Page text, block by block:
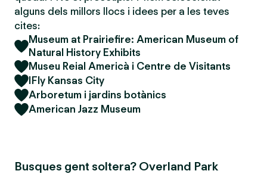
alguns dels millors llocs i idees per a les teves
cites:
Museum at Prairiefire: American Museum of
Natural History Exhibits
Museu Reial Americà i Centre de Visitants
IFly Kansas City
Arboretum i jardins botànics
American Jazz Museum
Busques gent soltera? Overland Park